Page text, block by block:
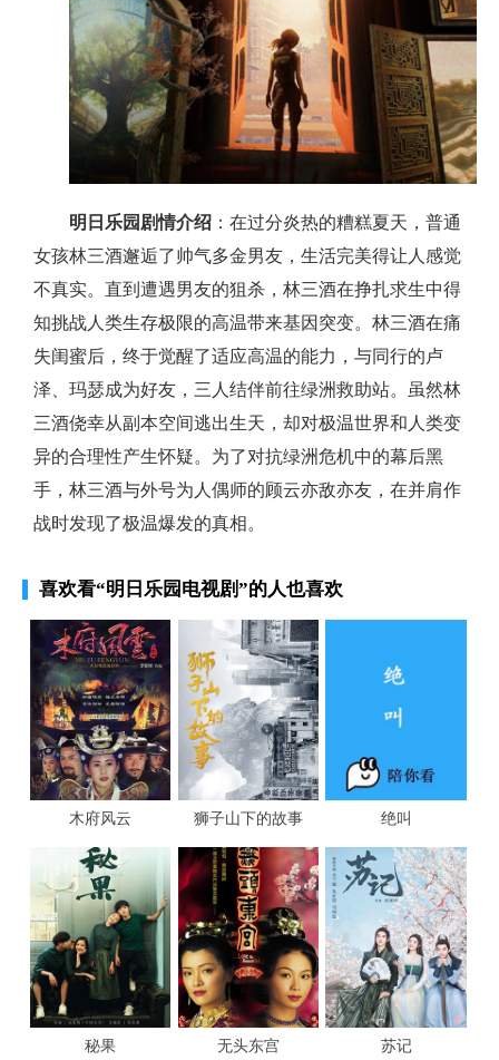
明日乐园剧情介绍 ：在过分炎热的糟糕夏天，普通
女孩林三酒邂逅了帅气多金男友，生活完美得让人感觉
不真实。直到遭遇男友的狙杀，林三酒在挣扎求生中得
知挑战人类生存极限的高温带来基因突变。林三酒在痛
失闺蜜后，终于觉醒了适应高温的能力，与同行的卢
泽、玛瑟成为好友，三人结伴前往绿洲救助站。虽然林
三酒侥幸从副本空间逃出生天，却对极温世界和人类变
异的合理性产生怀疑。为了对抗绿洲危机中的幕后黑
手，林三酒与外号为人偶师的顾云亦敌亦友，在并肩作
战时发现了极温爆发的真相。
喜欢看“明日乐园电视剧”的人也喜欢
木府风云 狮子山下的故事 绝叫
秘果 无头东宫 苏记